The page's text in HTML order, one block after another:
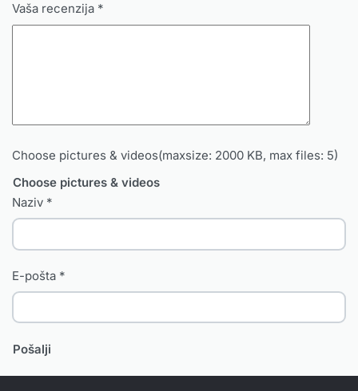
Vaša recenzija *
Choose pictures & videos(maxsize: 2000 KB, max files: 5)
Choose pictures & videos
Naziv *
E-pošta *